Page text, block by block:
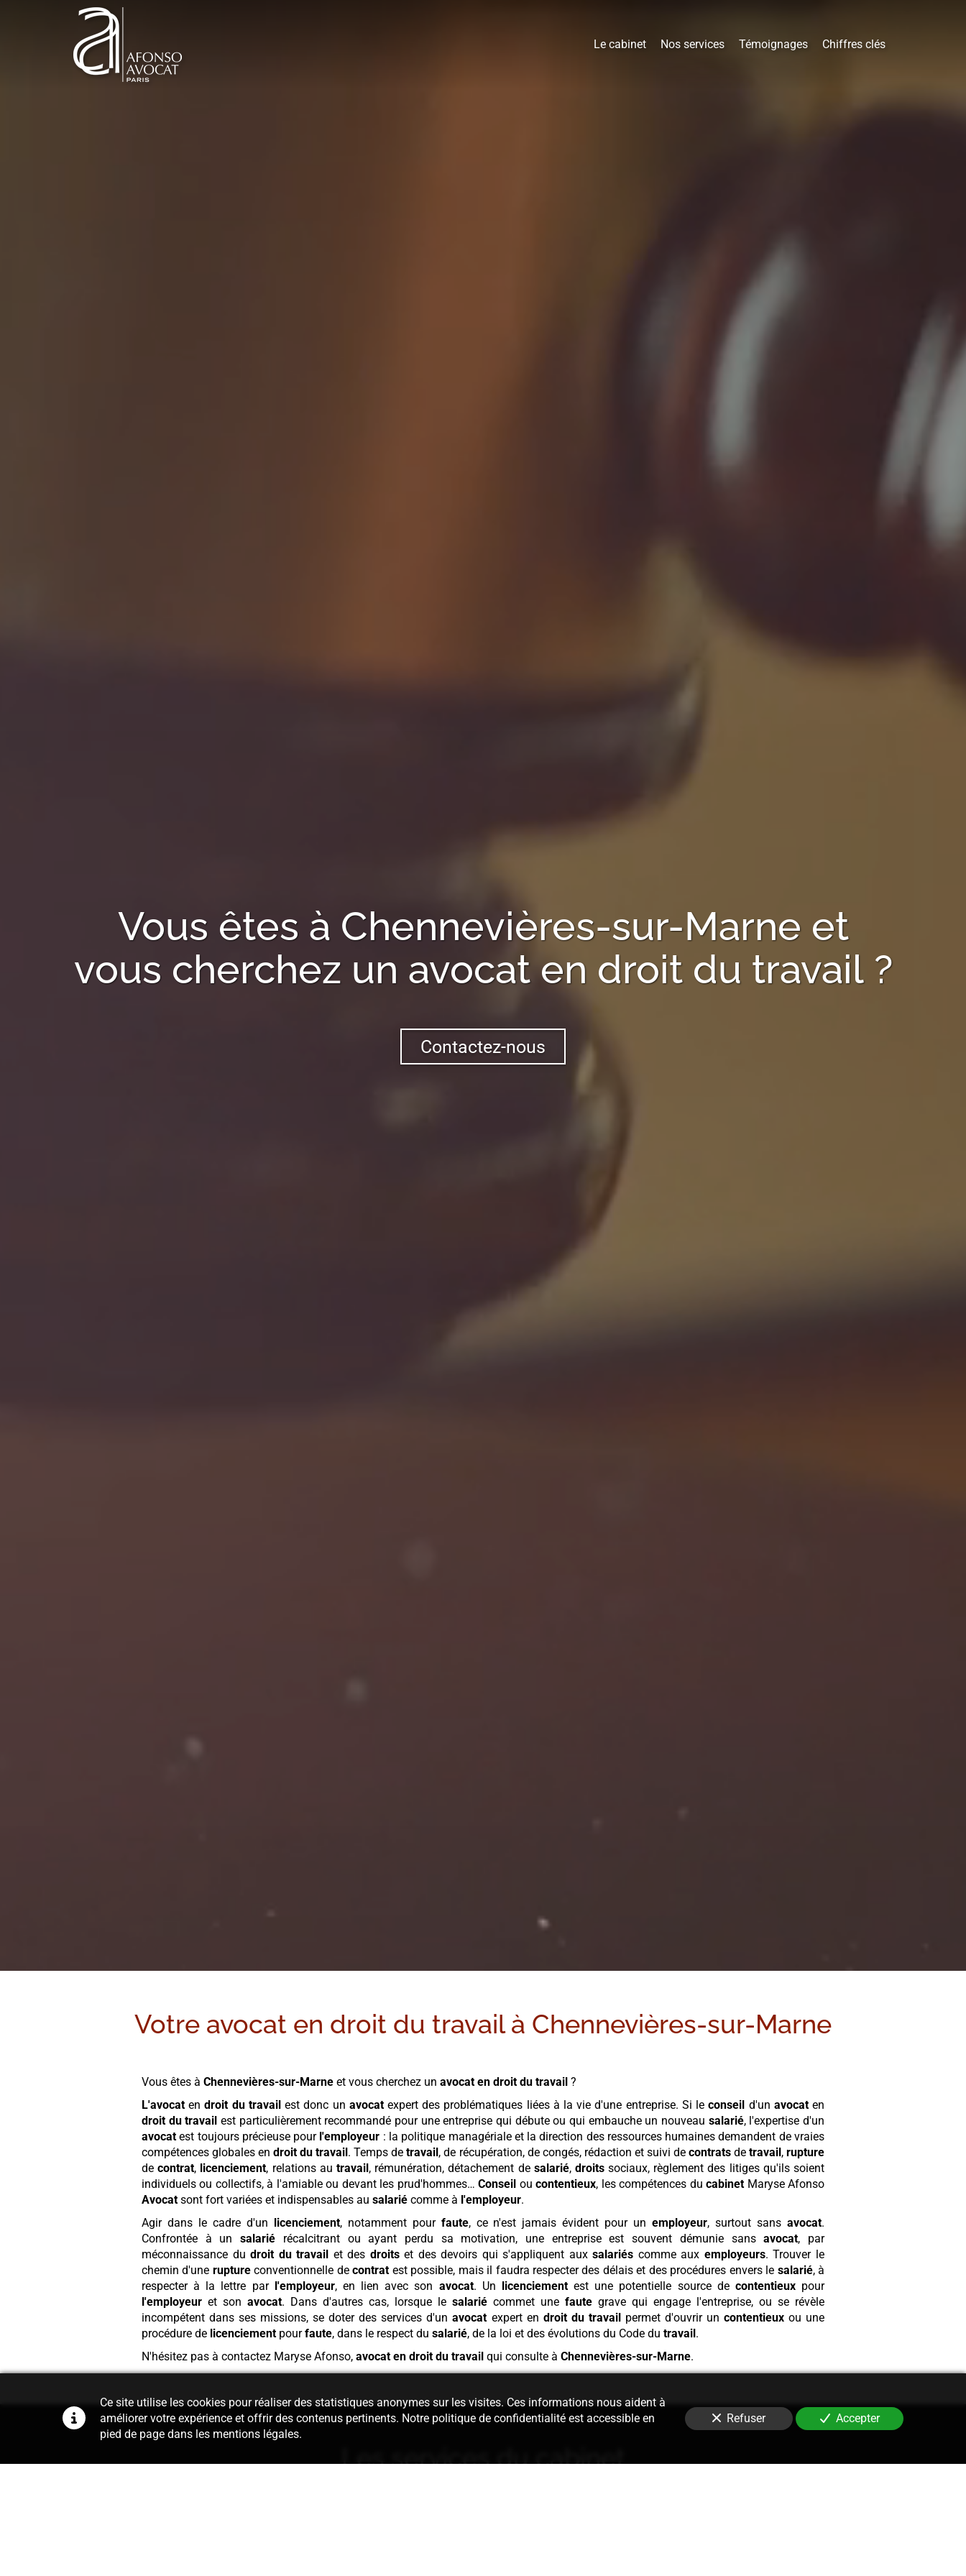
Le cabinet Nos services Témoignages Chiffres clés
Vous êtes à Chennevières-sur-Marne et
vous cherchez un avocat en droit du travail ?
Contactez-nous
Votre avocat en droit du travail à Chennevières-sur-Marne
Vous êtes àChennevières-sur-Marne et vous cherchez unavocat en droit du travail ?
L'avocat endroit du travail est donc un avocatexpert des problématiques liées à la vie d'une entreprise. Si leconseil d'un avocaten
droit du travail est particulièrement recommandé pour une entreprise qui débute ou qui embauche un nouveau salarié, l'expertise d'un
avocat est toujours précieuse pour l'employeur : la politique managériale et la direction des ressources humaines demandent de vraies
compétences globales endroit du travail . Temps detravail , de récupération, de congés, rédaction et suivi de contratsde travail ,rupture
decontrat, licenciement, relations au travail , rémunération, détachement de salarié, droitssociaux, règlement des litiges qu'ils soient
individuels ou collectifs, à l'amiable ou devant les prud'hommes…Conseil oucontentieux, les compétences ducabinet Maryse Afonso
Avocat sont fort variées et indispensables ausalarié comme à l'employeur.
Agir dans le cadre d'un
licenciement, notamment pour faute, ce n'est jamais évident pour unemployeur, surtout sans avocat.
Confrontée à unsalarié récalcitrant ou ayant perdu sa motivation, une entreprise est souvent démunie sansavocat, par
méconnaissance dudroit du travail et des droitset des devoirs qui s'appliquent auxsalariés comme aux employeurs. Trouver le
chemin d'une ruptureconventionnelle decontrat est possible, mais il faudra respecter des délais et des procédures envers le salarié, à
respecter à la lettre par l'employeur, en lien avec son avocat. Un licenciementest une potentielle source de contentieuxpour
l'employeur et sonavocat. Dans d'autres cas, lorsque lesalarié commet unefaute grave qui engage l'entreprise, ou se révèle
incompétent dans ses missions, se doter des services d'unavocat expert en droit du travail permet d'ouvrir un contentieuxou une
procédure de licenciement pourfaute, dans le respect dusalarié, de la loi et des évolutions du Code dutravail .
N'hésitez pas à contactez Maryse Afonso, avocat en droit du travail qui consulte àChennevières-sur-Marne.
Les services du cabinet
Ce site utilise les cookies pour réaliser des statistiques anonymes sur les visites. Ces informations nous aident à
améliorer votre expérience et offrir des contenus pertinents. Notre politique de confidentialité est accessible en
pied de page dans les mentions légales.
Refuser Accepter